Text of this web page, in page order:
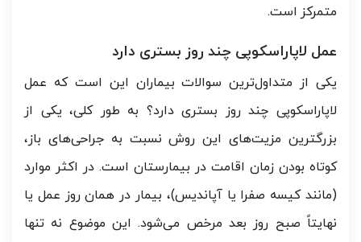
متمرکز است.
عمل لاپاراسکوپی چند روز بستری دارد
یکی از متداول‌ترین سوالات بیماران این است که عمل
لاپاراسکوپی چند روز بستری دارد؟ به طور کلی، یکی از
بزرگترین مزیت‌های این روش نسبت به جراحی‌های باز،
کوتاه بودن زمان اقامت در بیمارستان است. در اکثر موارد
(مانند کیسه صفرا یا آپاندیس)، بیمار در همان روز عمل یا
نهایتاً صبح روز بعد مرخص می‌شود. این موضوع نه تنها